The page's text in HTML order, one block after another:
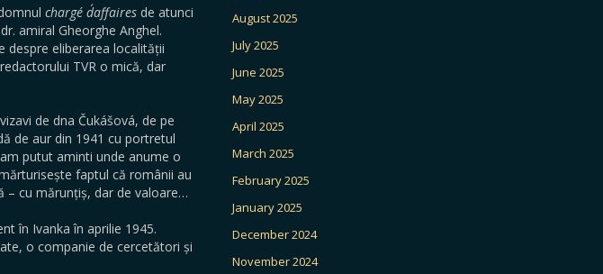
chargé d´affaires de atunci
amiral Gheorghe Anghel.
despre eliberarea localității
TVR o mică, dar
de dna Čukášová, de pe
de aur din 1941 cu portretul
putut aminti unde anume o
faptul că românii au
– cu mărunțiș, dar de valoare…
în Ivanka în aprilie 1945.
o companie de cercetători și
August 2025
July 2025
June 2025
May 2025
April 2025
March 2025
February 2025
January 2025
December 2024
November 2024